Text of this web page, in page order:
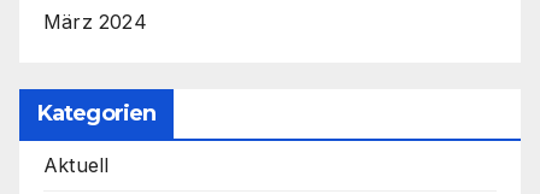
März 2024
Kategorien
Aktuell